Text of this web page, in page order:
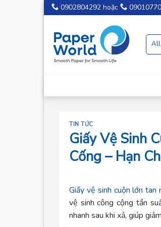
Skip
to
content
0902804292 hoặc
TIN TỨC
Giấy Vệ Sinh
Cống – Hạn
Giấy vệ sinh cuộn lớn tan
vệ sinh công cộng tần
nhanh sau khi xả, giúp